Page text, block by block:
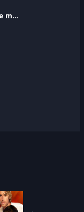
La mejor noticia de mi vida